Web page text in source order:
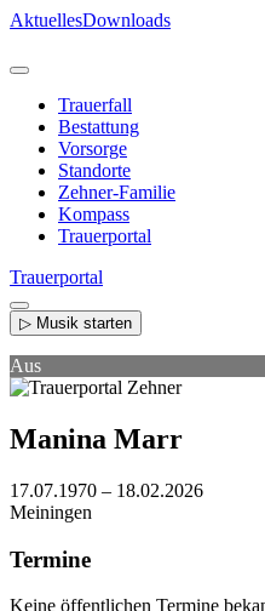
Direkt
Inhalt
AktuellesDownloads
Trauerfall
Bestattung
Vorsorge
Standorte
Zehner-Familie
Kompass
Trauerportal
Trauerportal
▷ Musik starten
Aus
Manina Marr
17.07.1970 – 18.02.2026
Meiningen
Termine
Keine öffentlichen Termine